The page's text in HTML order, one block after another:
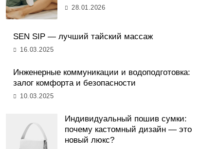
28.01.2026
SEN SIP — лучший тайский массаж
16.03.2025
Инженерные коммуникации и водоподготовка:
залог комфорта и безопасности
10.03.2025
Индивидуальный пошив сумки:
почему кастомный дизайн — это
новый люкс?